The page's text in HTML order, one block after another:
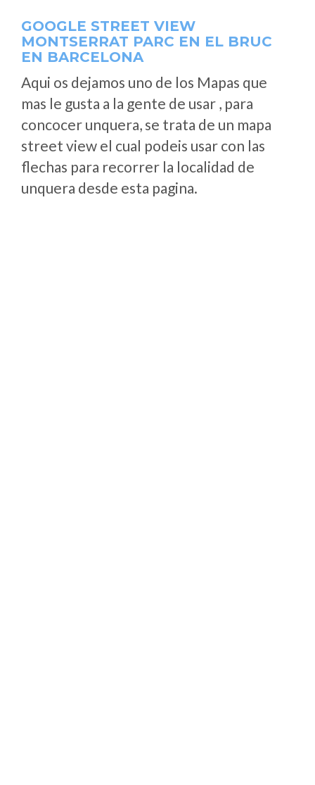
GOOGLE STREET VIEW
MONTSERRAT PARC EN EL BRUC
EN BARCELONA
Aqui os dejamos uno de los Mapas que
mas le gusta a la gente de usar , para
concocer unquera, se trata de un mapa
street view el cual podeis usar con las
flechas para recorrer la localidad de
unquera desde esta pagina.